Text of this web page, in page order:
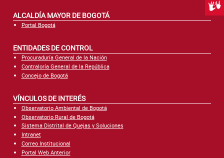
ALCALDÍA MAYOR DE BOGOTÁ
Portal Bogotá
ENTIDADES DE CONTROL
Procuraduría General de la Nación
Contraloría General de la República
Concejo de Bogotá
VÍNCULOS DE INTERÉS
Observatorio Ambiental de Bogotá
Observatorio Rural de Bogotá
Sistema Distrital de Quejas y Soluciones
Intranet
Correo Institucional
Portal Web Anterior